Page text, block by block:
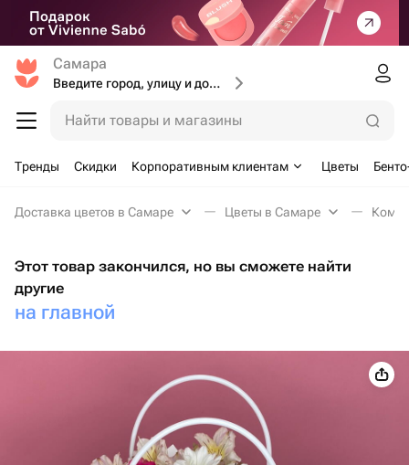
Самара
Введите город, улицу и дом доставки
Найти товары и магазины
Тренды Скидки Корпоративным клиентам Цветы
Доставка цветов в Самаре Цветы в Самаре
Этот товар закончился, но вы сможете найти
другие
на главной